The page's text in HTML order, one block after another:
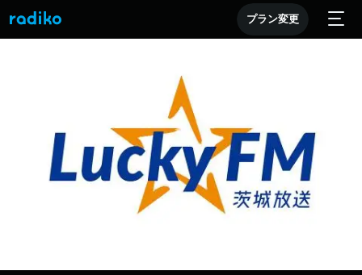
プラン変更